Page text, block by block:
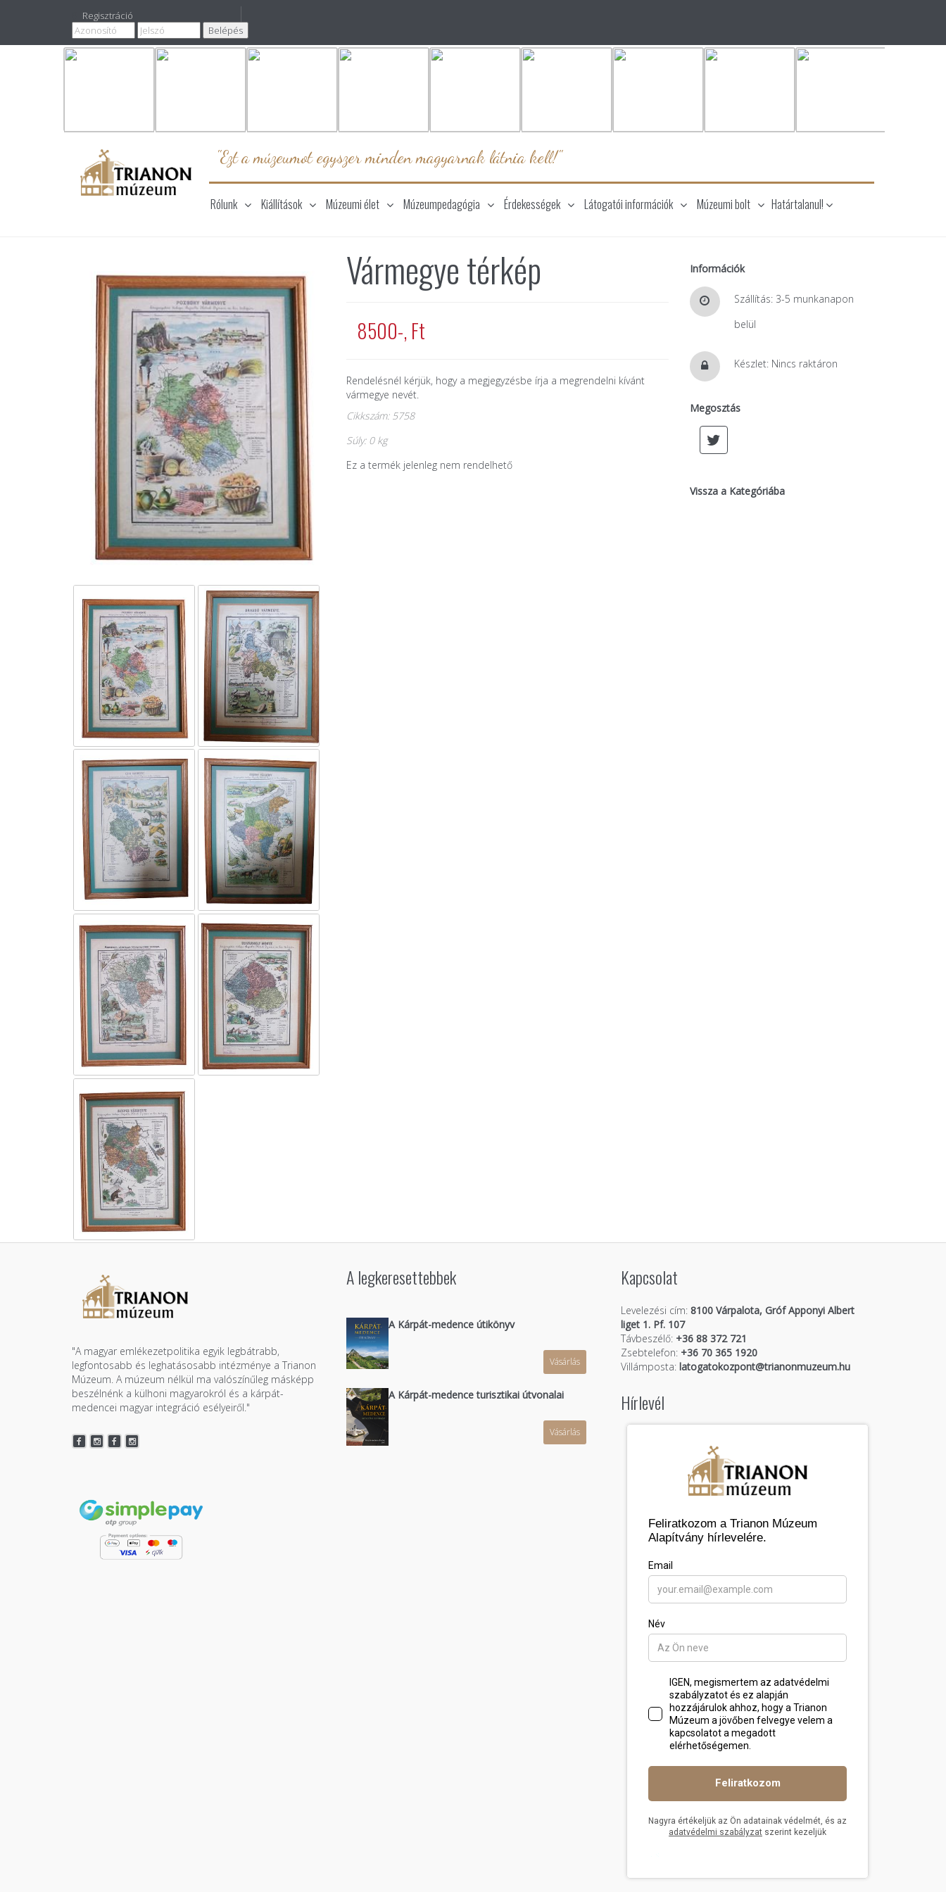
Regisztráció
"Ezt a múzeumot egyszer minden magyarnak látnia kell!"
Rólunk Kiállítások Múzeumi élet Múzeumpedagógia Érdekességek Látogatói információk Múzeumi bolt Határtalanul!
Vármegye térkép
8500-, Ft
Rendelésnél kérjük, hogy a megjegyzésbe írja a megrendelni kívánt
vármegye nevét.
Cikkszám: 5758
Súly: 0 kg
Ez a termék jelenleg nem rendelhető
Információk
Szállítás: 3-5 munkanapon
belül
Készlet: Nincs raktáron
Megosztás
Vissza a Kategóriába
"A magyar emlékezetpolitika egyik legbátrabb,
legfontosabb és leghatásosabb intézménye a Trianon
Múzeum. A múzeum nélkül ma valószínűleg másképp
beszélnénk a külhoni magyarokról és a kárpát-
medencei magyar integráció esélyeiről."
A legkeresettebbek
A Kárpát-medence útikönyv
Vásárlás
A Kárpát-medence turisztikai útvonalai
Vásárlás
Kapcsolat
Levelezési cím: 8100 Várpalota, Gróf Apponyi Albert
liget 1. Pf. 107
Távbeszélő: +36 88 372 721
Zsebtelefon: +36 70 365 1920
Villámposta: latogatokozpont@trianonmuzeum.hu
Hírlevél